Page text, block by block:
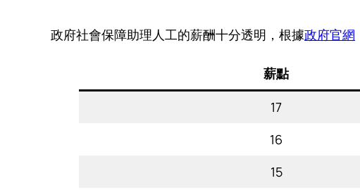
政府社會保障助理人工的薪酬十分透明，根據政府官網
薪點
17
16
15